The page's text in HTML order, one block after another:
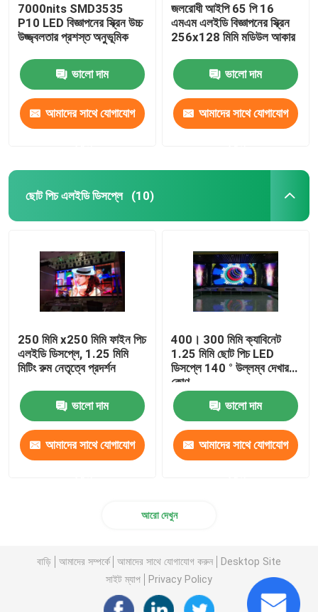
7000nits SMD3535
P10 LED বিজ্ঞাপনের স্ক্রিন উচ্চ
উজ্জ্বলতার প্রশস্ত অনুভূমিক
ভালো দাম
আমাদের সাথে যোগাযোগ
জলরোধী আইপি 65 পি 16
এমএম এলইডি বিজ্ঞাপনের স্ক্রিন
256x128 মিমি মডিউল আকার
ভালো দাম
আমাদের সাথে যোগাযোগ
ছোট পিচ এলইডি ডিসপ্লে (10)
250 মিমি x250 মিমি ফাইন পিচ
এলইডি ডিসপ্লে, 1.25 মিমি
মিটিং রুম নেতৃত্বে প্রদর্শন
ভালো দাম
আমাদের সাথে যোগাযোগ
400। 300 মিমি ক্যাবিনেট
1.25 মিমি ছোট পিচ LED
ডিসপ্লে 140 ° উল্লম্ব দেখার
কোণ
ভালো দাম
আমাদের সাথে যোগাযোগ
আরো দেখুন
বাড়ি আমাদের সম্পর্কে আমাদের সাথে যোগাযোগ করুন
Desktop Site
সাইট ম্যাপ
Privacy Policy